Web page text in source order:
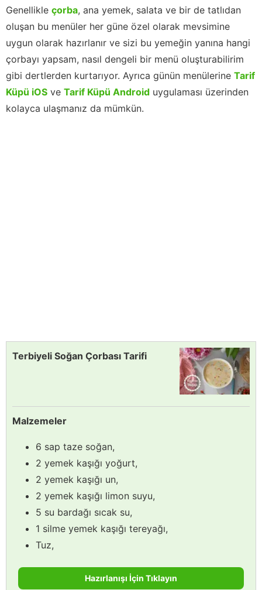
Genellikle çorba, ana yemek, salata ve bir de tatlıdan
oluşan bu menüler her güne özel olarak mevsimine
uygun olarak hazırlanır ve sizi bu yemeğin yanına hangi
çorbayı yapsam, nasıl dengeli bir menü oluşturabilirim
gibi dertlerden kurtarıyor. Ayrıca günün menülerine Tarif
Küpü iOS ve Tarif Küpü Android uygulaması üzerinden
kolayca ulaşmanız da mümkün.
Terbiyeli Soğan Çorbası Tarifi
Malzemeler
6 sap taze soğan,
2 yemek kaşığı yoğurt,
2 yemek kaşığı un,
2 yemek kaşığı limon suyu,
5 su bardağı sıcak su,
1 silme yemek kaşığı tereyağı,
Tuz,
Hazırlanışı İçin Tıklayın